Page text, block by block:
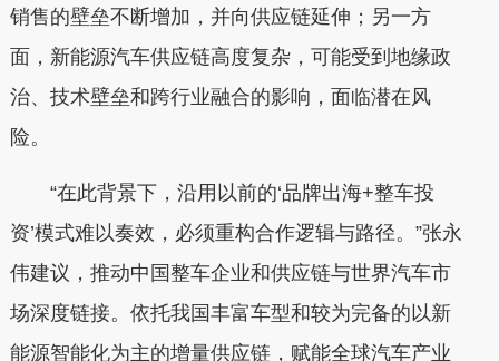
销售的壁垒不断增加，并向供应链延伸；另一方
面，新能源汽车供应链高度复杂，可能受到地缘政
治、技术壁垒和跨行业融合的影响，面临潜在风
险。
“在此背景下，沿用以前的‘品牌出海+整车投
资’模式难以奏效，必须重构合作逻辑与路径。”张永
伟建议，推动中国整车企业和供应链与世界汽车市
场深度链接。依托我国丰富车型和较为完备的以新
能源智能化为主的增量供应链，赋能全球汽车产业